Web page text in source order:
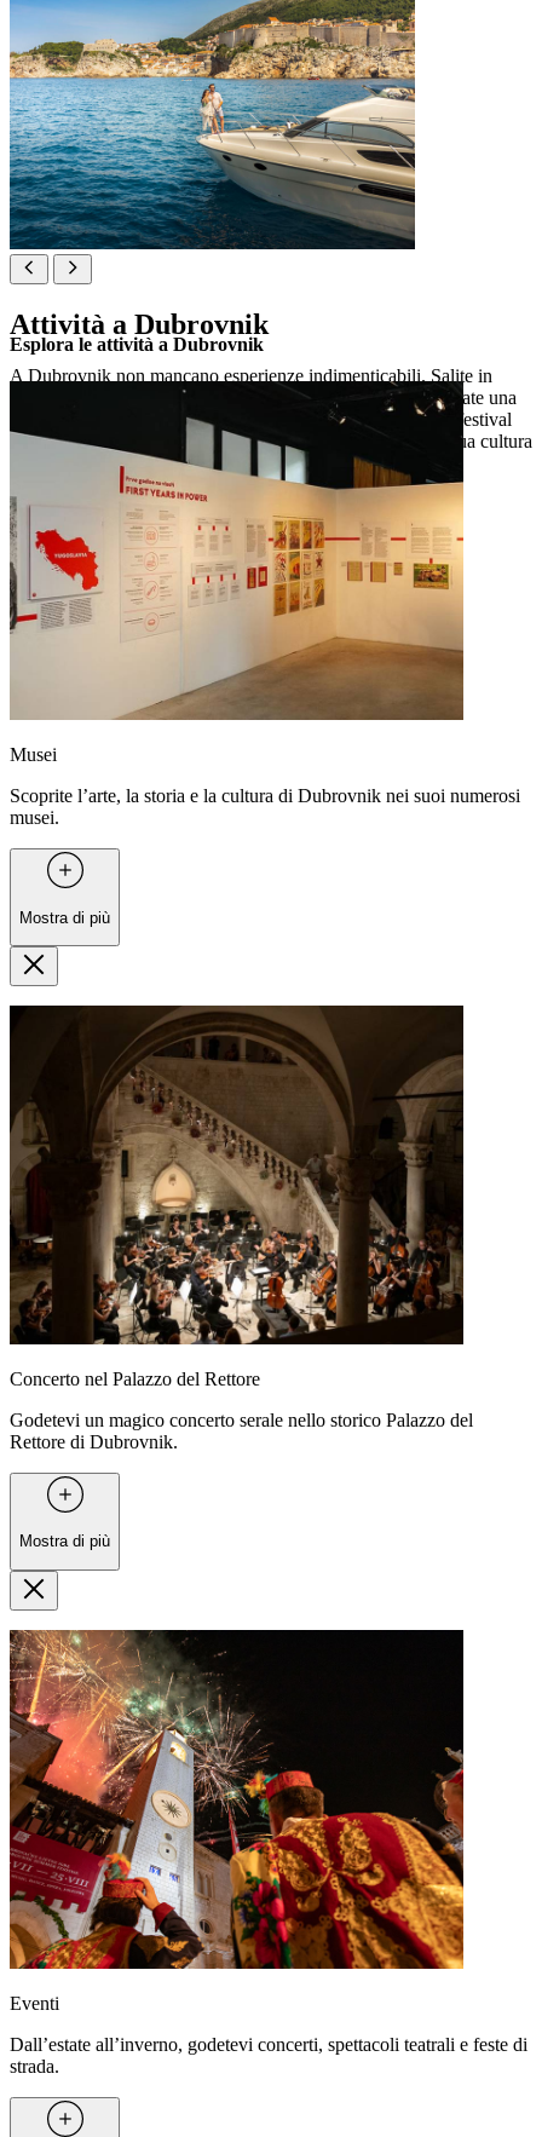
Attività a Dubrovnik
A Dubrovnik non mancano esperienze indimenticabili. Salite in
funivia sul monte Srđ, navigate verso le isole Elafiti o dedicate una
giornata a Lokrum. Dai concerti nel Palazzo del Rettore ai festival
vivaci – Dubrovnik offre esperienze che fanno rivivere la sua cultura
Esplora le attività a Dubrovnik
Musei
Scoprite l’arte, la storia e la cultura di Dubrovnik nei suoi numerosi
musei.
Mostra di più
Concerto nel Palazzo del Rettore
Godetevi un magico concerto serale nello storico Palazzo del
Rettore di Dubrovnik.
Mostra di più
Eventi
Dall’estate all’inverno, godetevi concerti, spettacoli teatrali e feste di
strada.